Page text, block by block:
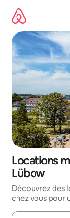
directement
contenu
Locations
Lübow
Découvrez des
chez vous pour